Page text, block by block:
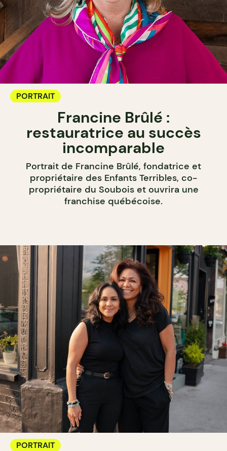
PORTRAIT
Francine Brûlé :
restauratrice au succès
incomparable
Portrait de Francine Brûlé, fondatrice et
propriétaire des Enfants Terribles, co-
propriétaire du Soubois et ouvrira une
franchise québécoise.
PORTRAIT